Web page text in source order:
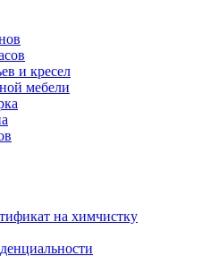
и кресел
мебели
на химчистку